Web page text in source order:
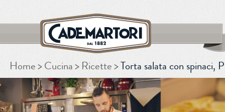
CERCA
Home Cucina Ricette Torta salata con spinaci,